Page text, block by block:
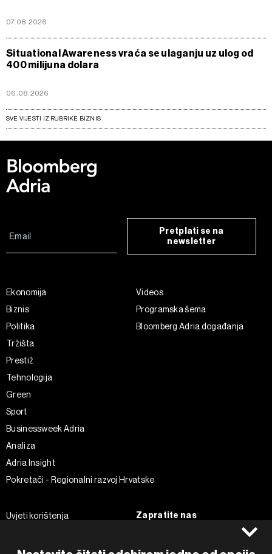
07.08.2026
Situational Awareness vraća se ulaganju uz ulog od
400 milijuna dolara
06.08.2026
SVE VIJESTI IZ RUBRIKE BIZNIS
Pretplati se na
newsletter
Ekonomija
Biznis
Politika
Tržišta
Prestiž
Tehnologija
Green
Sport
Businessweek Adria
Analiza
Adria Insight
Pokretači - Regionalni razvoj Hrvatske
Videos
Programska šema
Bloomberg Adria događanja
Uvjeti korištenja
Politika kolačića
Zapratite nas
Instagram